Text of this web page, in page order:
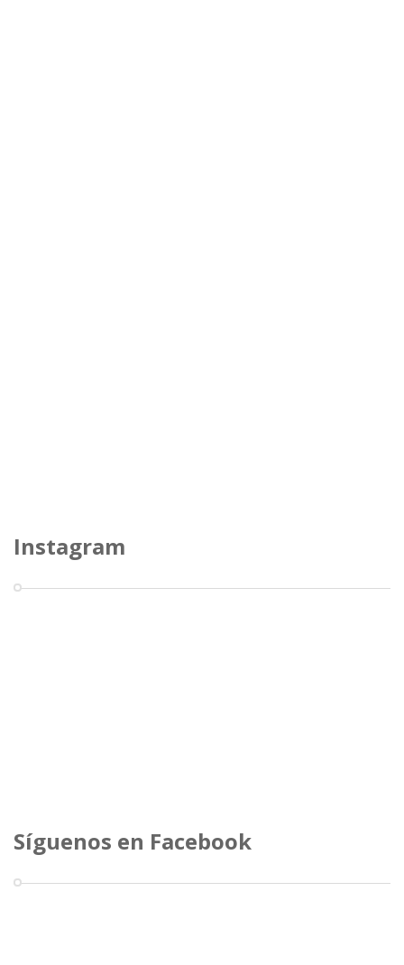
Instagram
Síguenos en Facebook